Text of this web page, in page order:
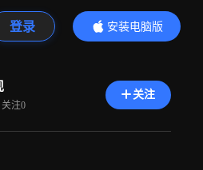
登录
安装电脑版
内容更精彩
关注0
关注